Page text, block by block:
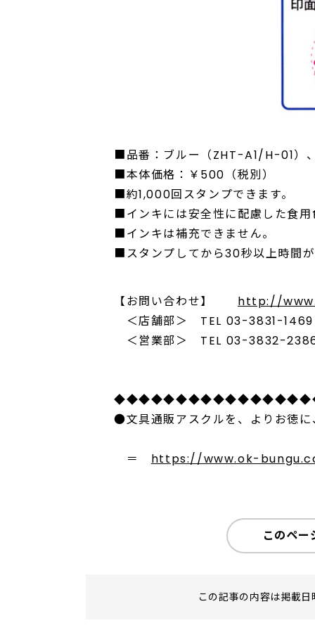
■品番：ブルー（ZHT-A1/H-01
■本体価格：￥500（税別）
■約1,000回スタンプできます。
■インキには安全性に配慮した食
■インキは補充できません。
■スタンプしてから30秒以上時間
【お問い合わせ】 http://
＜店舗部＞ TEL 03-3831-
＜営業部＞ TEL 03-3832-
●文具通販アスクルを、よりお徳
＝ https://www.ok-
このペー
この記事の内容は掲載